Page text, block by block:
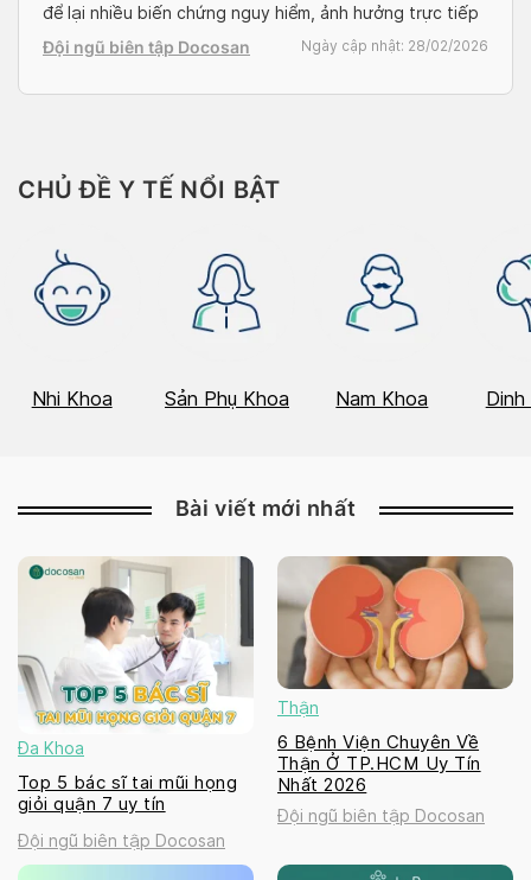
để lại nhiều biến chứng nguy hiểm, ảnh hưởng trực tiếp
đến thị lực. Vậy viêm giác mạc bao lâu khỏi? Cách điều
trị viêm giác mạc hiệu quả là […]
Đội ngũ biên tập Docosan Ngày cập nhật: 28/02/2026
CHỦ ĐỀ Y TẾ NỔI BẬT
Nhi Khoa Sản Phụ Khoa Nam Khoa Dinh
Bài viết mới nhất
Đa Khoa
Top 5 bác sĩ tai mũi họng
giỏi quận 7 uy tín
Đội ngũ biên tập Docosan
Thận
6 Bệnh Viện Chuyên Về
Thận Ở TP.HCM Uy Tín
Nhất 2026
Đội ngũ biên tập Docosan